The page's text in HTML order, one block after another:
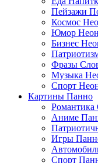
Пейзажи
Космос
Юмор
Бизнес
Фразы
Музыка
Спорт
Картины Панно
Аниме
Игры
Спорт